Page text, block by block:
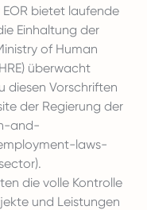
EOR bietet laufende
Einhaltung der
of Human
überwacht
diesen Vorschriften
der Regierung der
and-
laws-
).
die volle Kontrolle
und Leistungen